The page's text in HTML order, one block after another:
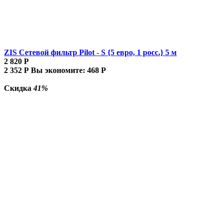
ZIS Сетевой фильтр Pilot - S {5 евро, 1 росс.} 5 м
2 820 Р
2 352 Р Вы экономите: 468 Р
Скидка41%